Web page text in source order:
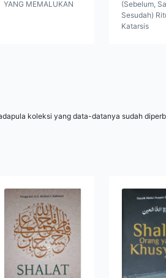
YANG MEMALUKAN
(Sebelum,
Sesudah)
Katarsis
koleksi yang data-datanya sudah